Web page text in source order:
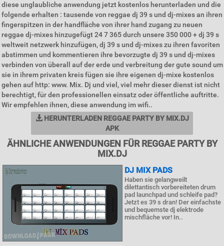
diese unglaubliche anwendung jetzt kostenlos herunterladen und die
folgende erhalten : tausende von reggae dj 39 s und dj-mixes an ihren
fingerspitzen in der handfläche von ihrer hand zugang zu neuen
reggae dj-mixes hinzugefügt 24 7 365 durch unsere 350 000 + dj 39 s
weltweit netzwerk hinzufügen, dj 39 s und dj-mixes zu ihren favoriten
abstimmen und kommentieren ihre bevorzugte dj 39 s und dj-mixes
verbinden von überall auf der erde und verbreitung der gute sound um
sie in ihrem privaten kreis fügen sie ihre eigenen dj-mixe kostenlos
gehen auf http: www. Mix. Dj und viel, viel mehr dieser dienst ist nicht
berechtigt, für den professionellen einsatz oder öffentliche auftritte.
Wir empfehlen ihnen, diese anwendung im wifi..
HERUNTERLADEN REGGAE PARTY BY MIX.DJ
APK
ÄHNLICHE ANWENDUNGEN FÜR REGGAE PARTY BY
MIX.DJ
DJ MIX PADS
Haben sie gelangweilt
dilettantisch vorbereiteten drum
pad launchpad und schleife pad?
Jetzt es 39 s dran! Der einfachste
und bequemste dj elektrode
mischfläche vor! In..